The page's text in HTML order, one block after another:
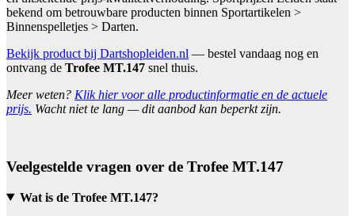
bekend om betrouwbare producten binnen Sportartikelen >
Binnenspelletjes > Darten.
Bekijk product bij Dartshopleiden.nl — bestel vandaag nog en
ontvang de Trofee MT.147 snel thuis.
Meer weten? Klik hier voor alle productinformatie en de actuele
prijs. Wacht niet te lang — dit aanbod kan beperkt zijn.
Veelgestelde vragen over de Trofee MT.147
Wat is de Trofee MT.147?